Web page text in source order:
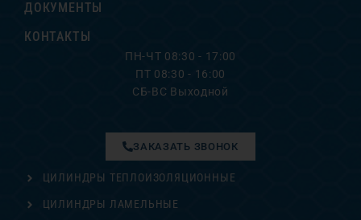
ДОКУМЕНТЫ
КОНТАКТЫ
ПН-ЧТ 08:30 - 17:00
ПТ 08:30 - 16:00
СБ-ВС Выходной
ЦИЛИНДРЫ ТЕПЛОИЗОЛЯЦИОННЫЕ
ЦИЛИНДРЫ ЛАМЕЛЬНЫЕ
ЗАКАЗАТЬ ЗВОНОК